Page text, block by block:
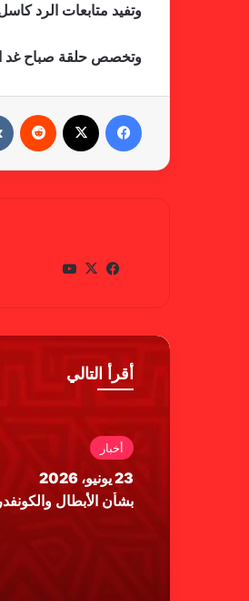
وتفيد متابعات الرد
وتخصص حلقة صباح غد
في
وك
X
أقرأ التالي
أخبار
23 يونيو، 2026
بشأن الأبطال